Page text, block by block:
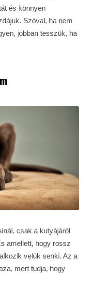
és könnyen
Szóval, ha nem
jobban tesszük, ha
csak a kutyájáról
amellett, hogy rossz
velük senki. Az a
mert tudja, hogy